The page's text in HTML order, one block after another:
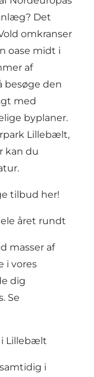
Det
omkranser
oase midt i
af
besøge den
med
byplaner.
Lillebælt,
kan du
tilbud her!
året rundt
masser af
i vores
dig
Se
i Lillebælt
i